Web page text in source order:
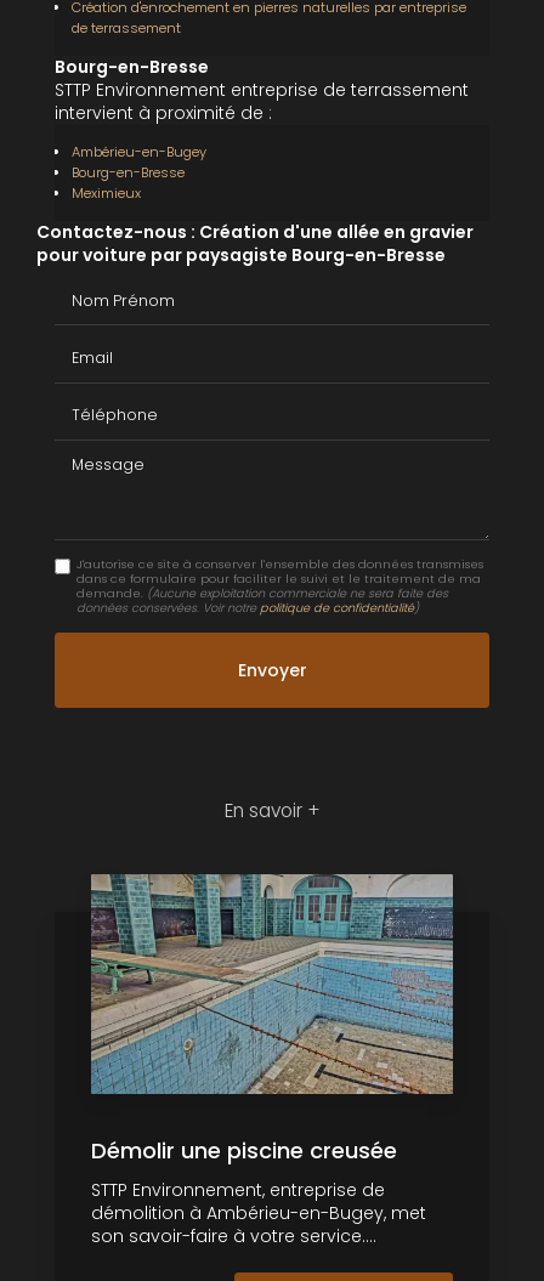
Création d'enrochement en pierres naturelles par entreprise
de terrassement
Bourg-en-Bresse
STTP Environnement entreprise de terrassement
intervient à proximité de :
Ambérieu-en-Bugey
Bourg-en-Bresse
Meximieux
Contactez-nous : Création d'une allée en gravier
pour voiture par paysagiste Bourg-en-Bresse
Message
J'autorise ce site à conserver l'ensemble des données transmises
dans ce formulaire pour faciliter le suivi et le traitement de ma
demande. (Aucune exploitation commerciale ne sera faite des
données conservées. Voir notre politique de confidentialité)
En savoir +
Démolir une piscine creusée
STTP Environnement, entreprise de
démolition à Ambérieu-en-Bugey, met
son savoir-faire à votre service....